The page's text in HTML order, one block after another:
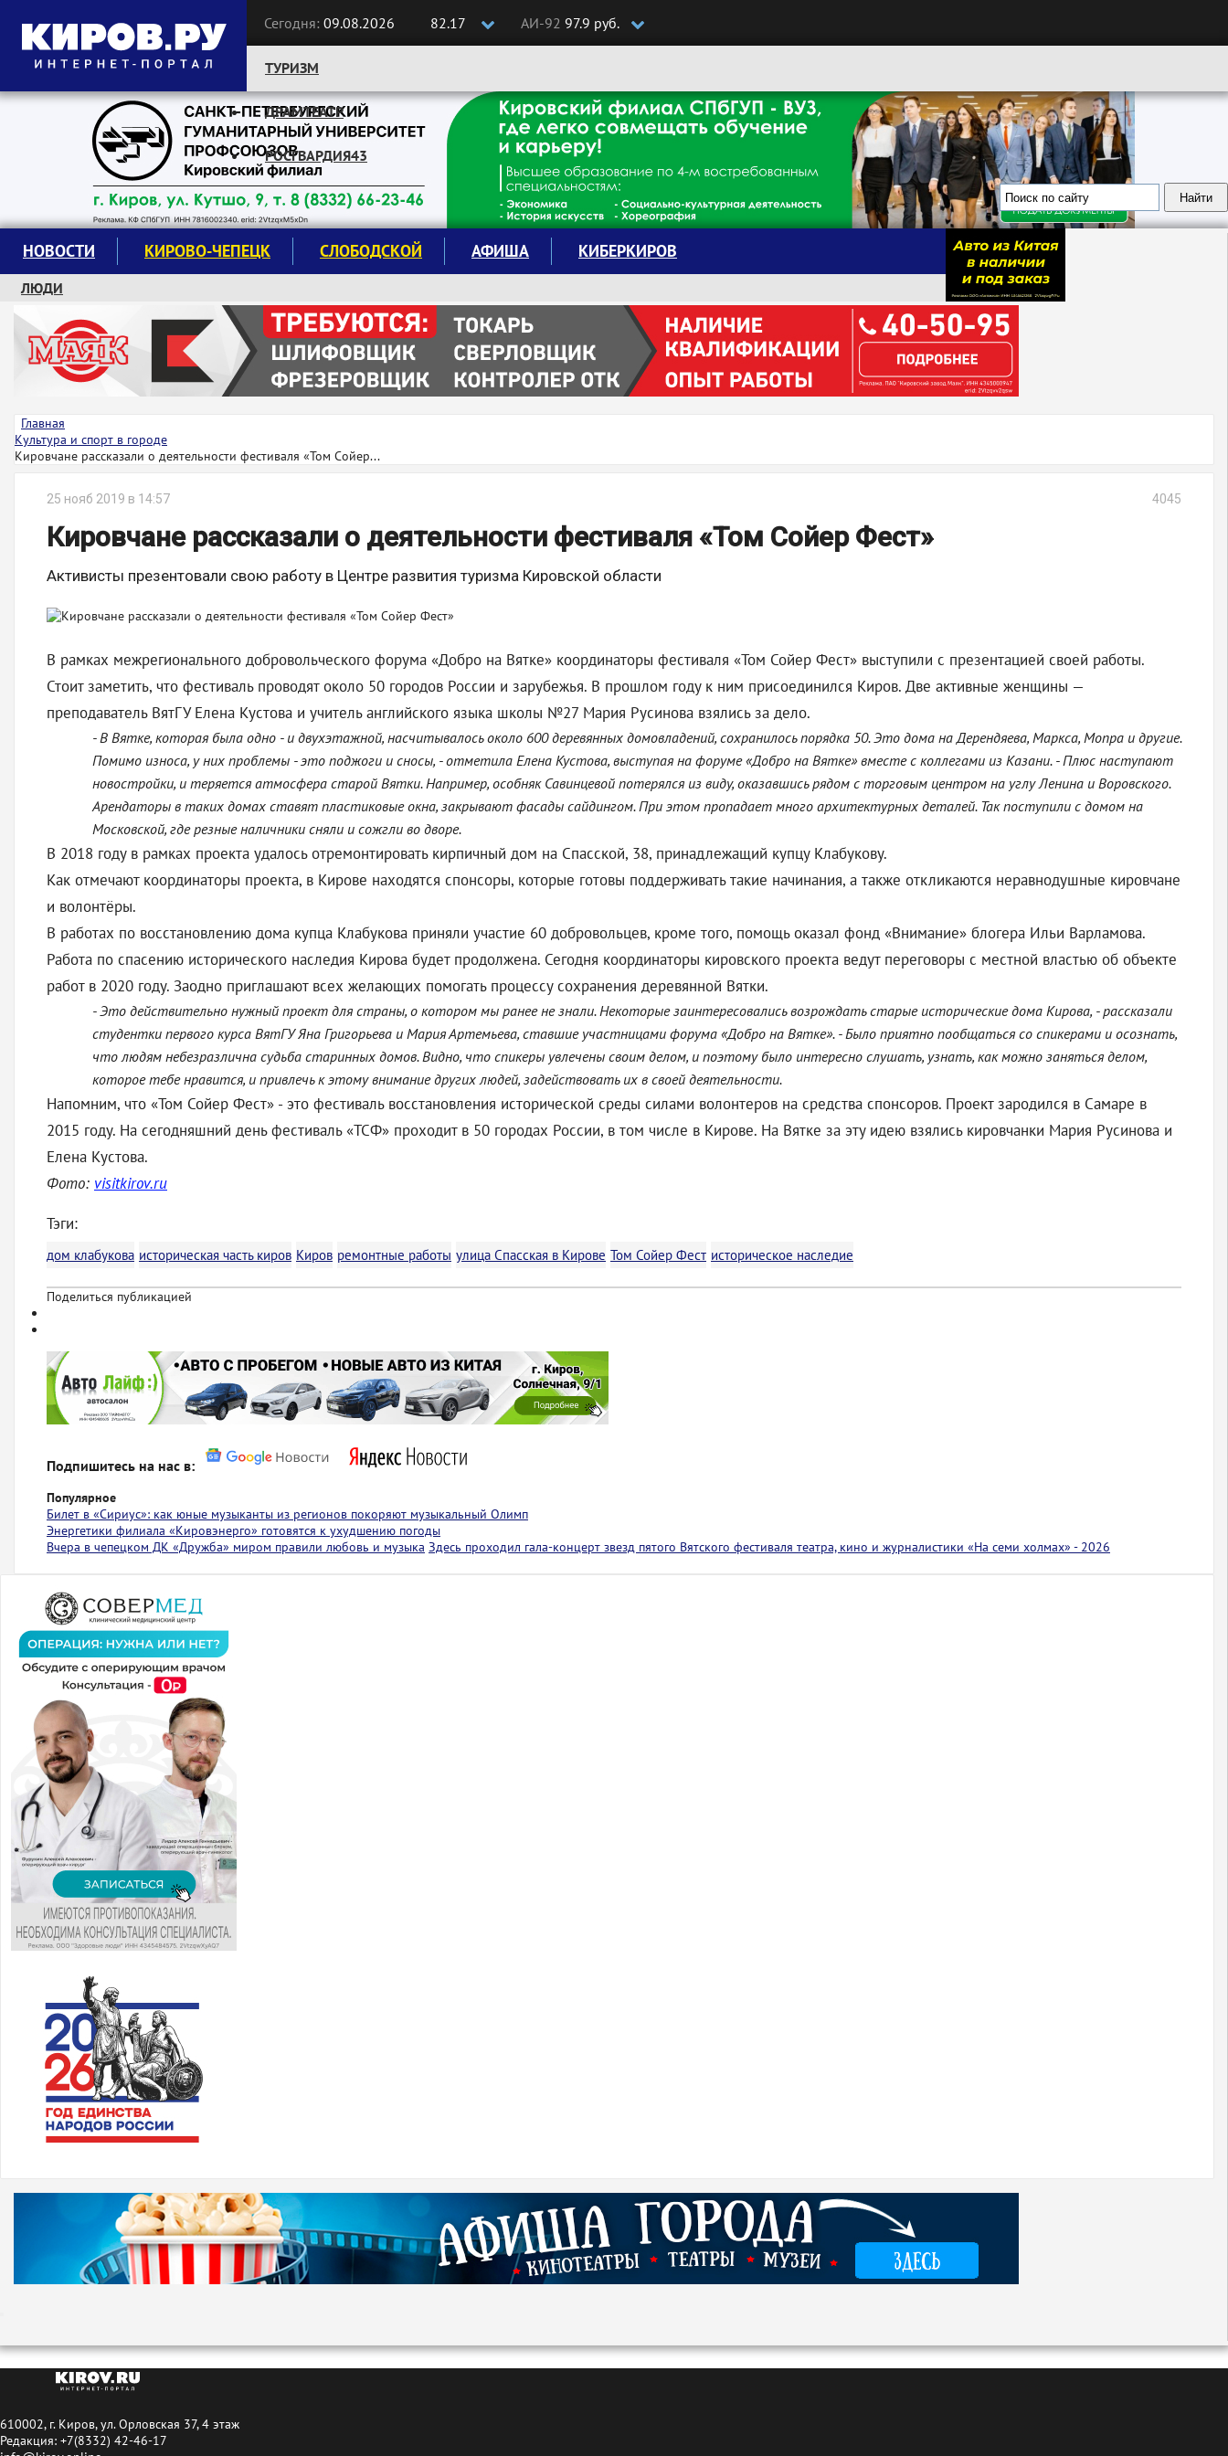
Сегодня: 09.08.2026 82.17 АИ-92 97.9 руб.
Следите за новостями:
ТУРИЗМ
ДРАМТЕАТР
РОСГВАРДИЯ43
НОВОСТИ КИРОВО-ЧЕПЕЦК СЛОБОДСКОЙ АФИША КИБЕРКИРОВ
ЛЮДИ
КРУЖКИ И СЕКЦИИ
ЗАВОДУ "МАЯК" 85 ЛЕТ
ЭКОЛОГИЯ
Главная
Культура и спорт в городе
Кировчане рассказали о деятельности фестиваля «Том Сойер...
25 нояб 2019 в 14:57 4045
Кировчане рассказали о деятельности фестиваля «Том Сойер Фест»
Активисты презентовали свою работу в Центре развития туризма Кировской области
В рамках межрегионального добровольческого форума «Добро на Вятке» координаторы фестиваля «Том Сойер Фест» выступили с презентацией своей работы.
Стоит заметить, что фестиваль проводят около 50 городов России и зарубежья. В прошлом году к ним присоединился Киров. Две активные женщины —
преподаватель ВятГУ Елена Кустова и учитель английского языка школы №27 Мария Русинова взялись за дело.
- В Вятке, которая была одно - и двухэтажной, насчитывалось около 600 деревянных домовладений, сохранилось порядка 50. Это дома на Дерендяева, Маркса, Мопра и другие.
Помимо износа, у них проблемы - это поджоги и сносы, - отметила Елена Кустова, выступая на форуме «Добро на Вятке» вместе с коллегами из Казани. - Плюс наступают
новостройки, и теряется атмосфера старой Вятки. Например, особняк Савинцевой потерялся из виду, оказавшись рядом с торговым центром на углу Ленина и Воровского.
Арендаторы в таких домах ставят пластиковые окна, закрывают фасады сайдингом. При этом пропадает много архитектурных деталей. Так поступили с домом на
Московской, где резные наличники сняли и сожгли во дворе.
В 2018 году в рамках проекта удалось отремонтировать кирпичный дом на Спасской, 38, принадлежащий купцу Клабукову.
Как отмечают координаторы проекта, в Кирове находятся спонсоры, которые готовы поддерживать такие начинания, а также откликаются неравнодушные кировчане
и волонтёры.
В работах по восстановлению дома купца Клабукова приняли участие 60 добровольцев, кроме того, помощь оказал фонд «Внимание» блогера Ильи Варламова.
Работа по спасению исторического наследия Кирова будет продолжена. Сегодня координаторы кировского проекта ведут переговоры с местной властью об объекте
работ в 2020 году. Заодно приглашают всех желающих помогать процессу сохранения деревянной Вятки.
- Это действительно нужный проект для страны, о котором мы ранее не знали. Некоторые заинтересовались возрождать старые исторические дома Кирова, - рассказали
студентки первого курса ВятГУ Яна Григорьева и Мария Артемьева, ставшие участницами форума «Добро на Вятке». - Было приятно пообщаться со спикерами и осознать,
что людям небезразлична судьба старинных домов. Видно, что спикеры увлечены своим делом, и поэтому было интересно слушать, узнать, как можно заняться делом,
которое тебе нравится, и привлечь к этому внимание других людей, задействовать их в своей деятельности.
Напомним, что «Том Сойер Фест» - это фестиваль восстановления исторической среды силами волонтеров на средства спонсоров. Проект зародился в Самаре в
2015 году. На сегодняшний день фестиваль «ТСФ» проходит в 50 городах России, в том числе в Кирове. На Вятке за эту идею взялись кировчанки Мария Русинова и
Елена Кустова.
Фото: visitkirov.ru
Тэги:
дом клабукова историческая часть киров Киров ремонтные работы улица Спасская в Кирове Том Сойер Фест историческое наследие
Поделиться публикацией
Подпишитесь на нас в:
Популярное
Билет в «Сириус»: как юные музыканты из регионов покоряют музыкальный Олимп
Энергетики филиала «Кировэнерго» готовятся к ухудшению погоды
Вчера в чепецком ДК «Дружба» миром правили любовь и музыка Здесь проходил гала-концерт звезд пятого Вятского фестиваля театра, кино и журналистики «На семи холмах» - 2026
610002, г. Киров, ул. Орловская 37, 4 этаж
Редакция: +7(8332) 42-46-17